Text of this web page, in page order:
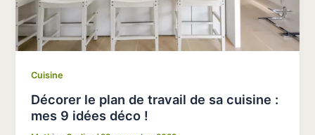
Cuisine
Décorer le plan de travail de sa cuisine :
mes 9 idées déco !